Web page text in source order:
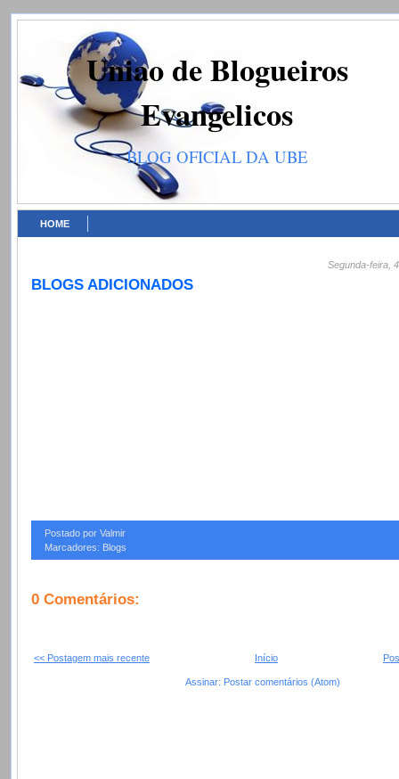
Uniao de Blogueiros
Evangelicos
BLOG OFICIAL DA UBE
HOME
Segunda-feira,
BLOGS ADICIONADOS
Postado por Valmir
Marcadores: Blogs
0 Comentários:
<< Postagem mais recente Início
Assinar: Postar comentários (Atom)